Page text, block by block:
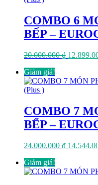
COMBO 6
BẾP –
20.000.000₫ Giá
Giảm giá!
COMBO 7
BẾP –
24.000.000₫ Giá
Giảm giá!